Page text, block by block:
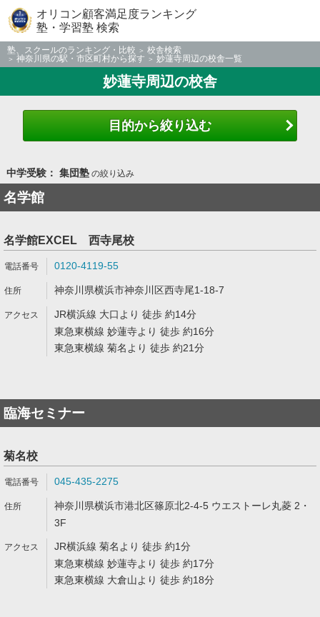
オリコン顧客満足度ランキング
塾・学習塾 検索
塾、スクールのランキング・比較
校舎検索
神奈川県の駅・市区町村から探す
妙蓮寺周辺の校舎一覧
妙蓮寺周辺の校舎
目的から絞り込む
中学受験： 集団塾の絞り込み
名学館
名学館EXCEL 西寺尾校
0120-4119-55
神奈川県横浜市神奈川区西寺尾1-18-7
JR横浜線 大口より 徒歩 約14分
東急東横線 妙蓮寺より 徒歩 約16分
東急東横線 菊名より 徒歩 約21分
臨海セミナー
菊名校
045-435-2275
神奈川県横浜市港北区篠原北2-4-5 ウエストーレ丸菱 2・
3F
JR横浜線 菊名より 徒歩 約1分
東急東横線 妙蓮寺より 徒歩 約17分
東急東横線 大倉山より 徒歩 約18分